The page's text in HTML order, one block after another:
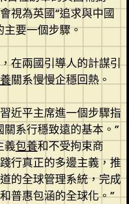
視為英國“追求與中國
主要一個步驟。
在兩國引導人的計謀引
關系慢慢企穩回熱。
近平主席進一個步驟指
關系行穩致遠的基本。”
義包養和不受拘束商
行真正的多邊主義，推
的全球管理系統，完成
普惠包涵的全球化。”